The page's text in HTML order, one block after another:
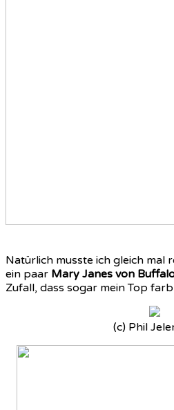
Natürlich musste ich gleich mal
ein paar Mary Janes von
Zufall, dass sogar mein Top
(c) Phil